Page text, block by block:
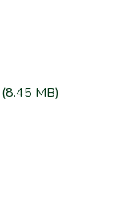
(8.45 MB)